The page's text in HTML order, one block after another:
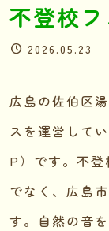
不登校
2026.05.23
広島の佐伯区
スを運営してい
P）です。不
でなく、広島
す。自然の音